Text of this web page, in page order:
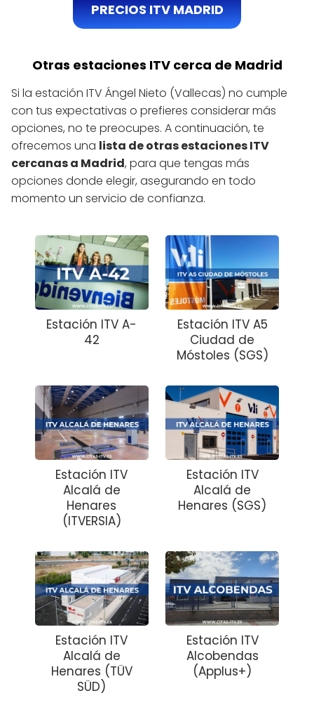
PRECIOS ITV MADRID
Otras estaciones ITV cerca de Madrid
Si la estación ITV Ángel Nieto (Vallecas) no cumple
con tus expectativas o prefieres considerar más
opciones, no te preocupes. A continuación, te
ofrecemos una lista de otras estaciones ITV
cercanas a Madrid, para que tengas más
opciones donde elegir, asegurando en todo
momento un servicio de confianza.
Estación ITV A-
42
Estación ITV A5
Ciudad de
Móstoles (SGS)
Estación ITV
Alcalá de
Henares
(ITVERSIA)
Estación ITV
Alcalá de
Henares (SGS)
Estación ITV
Alcalá de
Henares (TÜV
SÜD)
Estación ITV
Alcobendas
(Applus+)